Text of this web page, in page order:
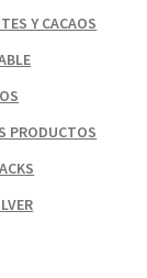
Y CACAOS
PRODUCTOS